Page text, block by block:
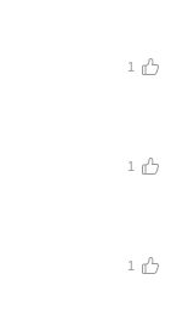
1
1
1